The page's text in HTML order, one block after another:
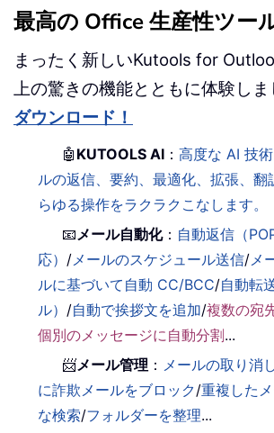
最高の Office 生産性ツー
まったく新しいKutools for
上の驚きの機能とともに体験しま
ダウンロード！
🤖 KUTOOLS AI ：高度な AI 技
ルの返信、要約、最適化、拡張、翻
らゆる操作をラクラクこなします。
📧 メール自動化： 自動返信（
応） / メールのスケジュール送信/ メ
ルに基づいて自動 CC/BCC/自動転
ル） /自動で挨拶文を追加/複数の宛
個別のメッセージに自動分割...
📨メール管理 ： メールの取り消
に詐欺メールをブロック/重複した
な検索/フォルダーを整理...